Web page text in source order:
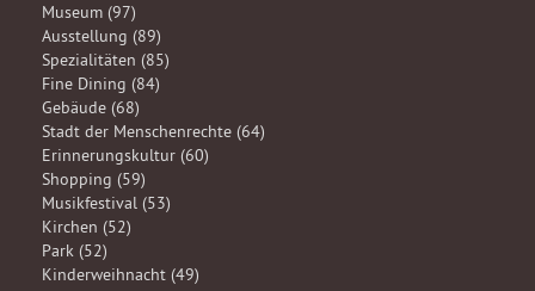
Museum (97)
Ausstellung (89)
Spezialitäten (85)
Fine Dining (84)
Gebäude (68)
Stadt der Menschenrechte (64)
Erinnerungskultur (60)
Shopping (59)
Musikfestival (53)
Kirchen (52)
Park (52)
Kinderweihnacht (49)